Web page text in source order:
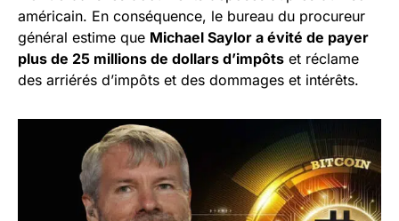
américain. En conséquence, le bureau du procureur
général estime que Michael Saylor a évité de payer
plus de 25 millions de dollars d’impôts et réclame
des arriérés d’impôts et des dommages et intérêts.